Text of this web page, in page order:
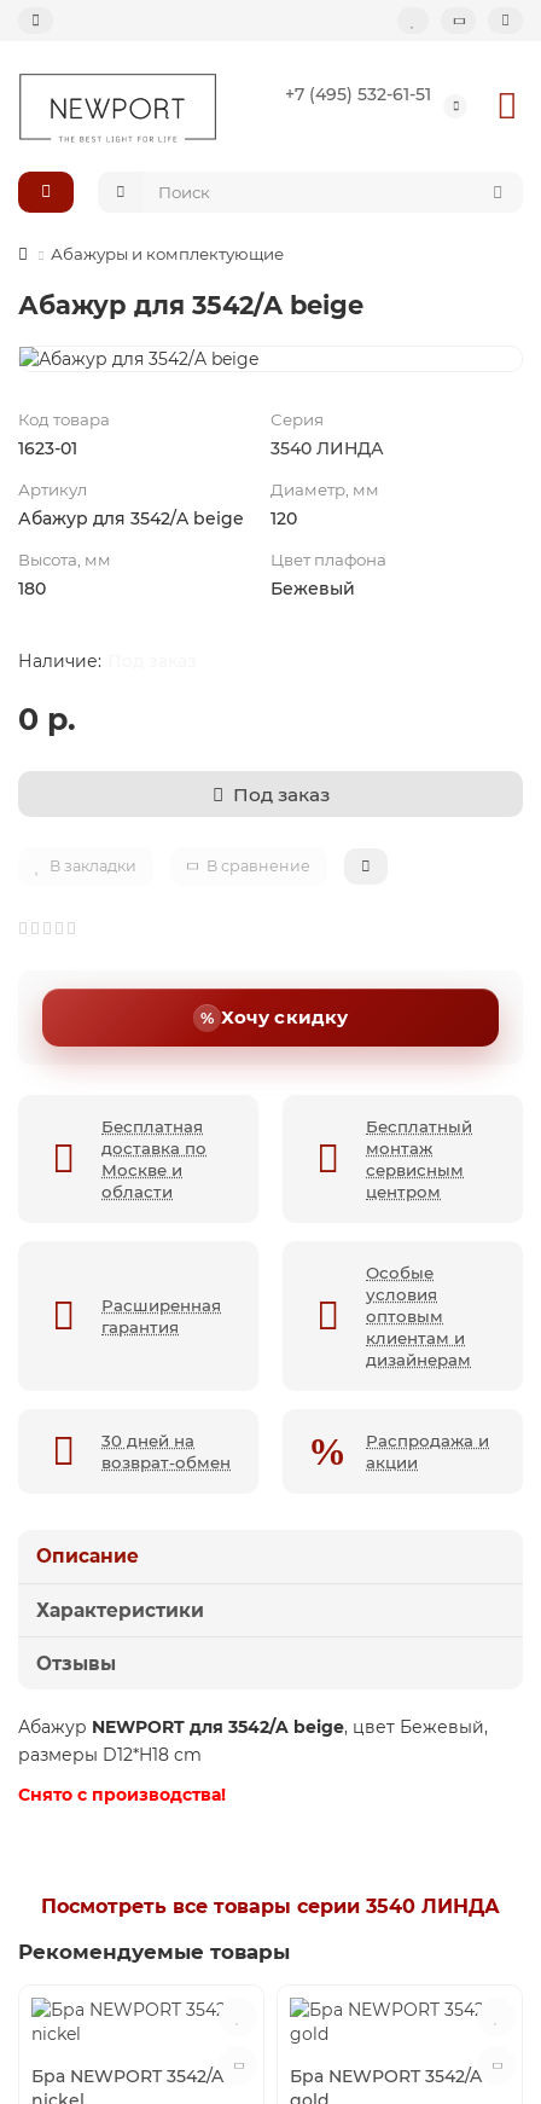
+7 (495) 532-61-51
Назад
Потолочные светильники
Абажуры и комплектующие
Абажур для 3542/A beige
Код товара
1623-01
Серия
3540 ЛИНДА
Артикул
Абажур для 3542/A beige
Диаметр, мм
120
Высота, мм
180
Цвет плафона
Бежевый
0 р.
Под заказ
В закладки В сравнение
Хочу скидку
Бесплатная
доставка по
Москве и
области
Бесплатный
монтаж
сервисным
центром
Расширенная
гарантия
Особые
условия
оптовым
клиентам и
дизайнерам
30 дней на
возврат-обмен
Распродажа и
акции
Описание
Характеристики
Отзывы
Абажур NEWPORT для 3542/A beige, цвет Бежевый,
размеры D12*H18 cm
Снято с производства!
Посмотреть все товары серии 3540 ЛИНДА
Рекомендуемые товары
Бра NEWPORT 3542/A
Бра NEWPORT 3542/A